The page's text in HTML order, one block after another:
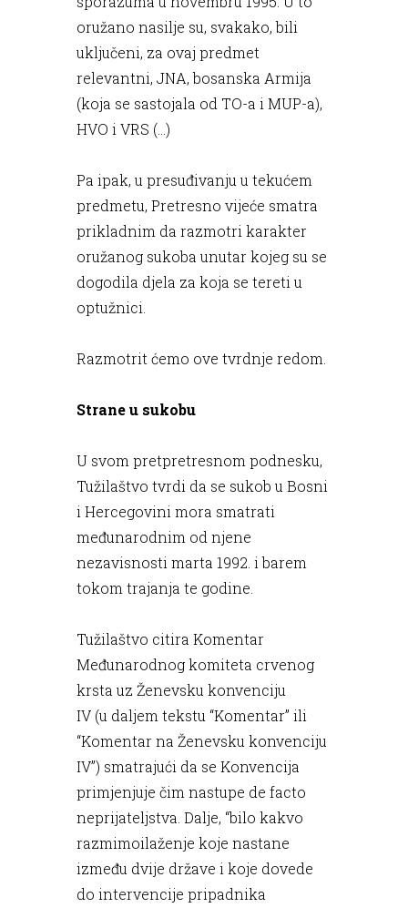
oružano nasilje su, svakako, bili
uključeni, za ovaj predmet
relevantni, JNA, bosanska Armija
(koja se sastojala od TO-a i MUP-a),
HVO i VRS (...)
Pa ipak, u presuđivanju u tekućem
predmetu, Pretresno vijeće smatra
prikladnim da razmotri karakter
oružanog sukoba unutar kojeg su se
dogodila djela za koja se tereti u
optužnici.
Razmotrit ćemo ove tvrdnje redom.
Strane u sukobu
U svom pretpretresnom podnesku,
Tužilaštvo tvrdi da se sukob u Bosni
i Hercegovini mora smatrati
međunarodnim od njene
nezavisnosti marta 1992. i barem
tokom trajanja te godine.
Tužilaštvo citira Komentar
Međunarodnog komiteta crvenog
krsta uz Ženevsku konvenciju
IV (u daljem tekstu “Komentar” ili
“Komentar na Ženevsku konvenciju
IV”) smatrajući da se Konvencija
primjenjuje čim nastupe de facto
neprijateljstva. Dalje, “bilo kakvo
razmimoilaženje koje nastane
između dvije države i koje dovede
do intervencije pripadnika